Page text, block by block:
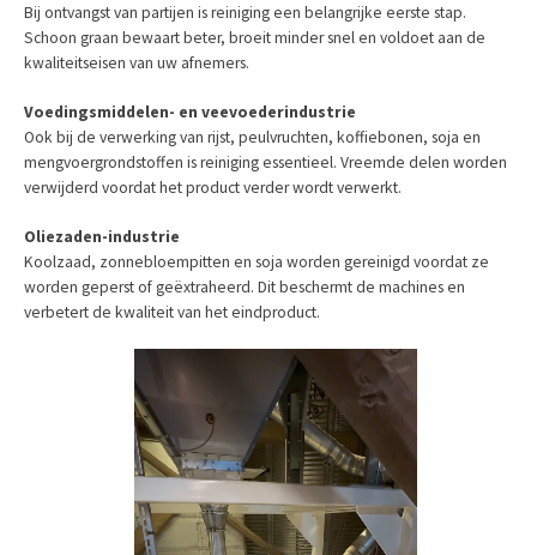
Bij ontvangst van partijen is reiniging een belangrijke eerste stap.
Schoon graan bewaart beter, broeit minder snel en voldoet aan de
kwaliteitseisen van uw afnemers.
Voedingsmiddelen- en veevoederindustrie
Ook bij de verwerking van rijst, peulvruchten, koffiebonen, soja en
mengvoergrondstoffen is reiniging essentieel. Vreemde delen worden
verwijderd voordat het product verder wordt verwerkt.
Olieza­den-industrie
Koolzaad, zonnebloempitten en soja worden gereinigd voordat ze
worden geperst of geëxtraheerd. Dit beschermt de machines en
verbetert de kwaliteit van het eindproduct.